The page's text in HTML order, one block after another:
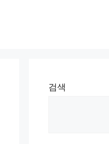
검색